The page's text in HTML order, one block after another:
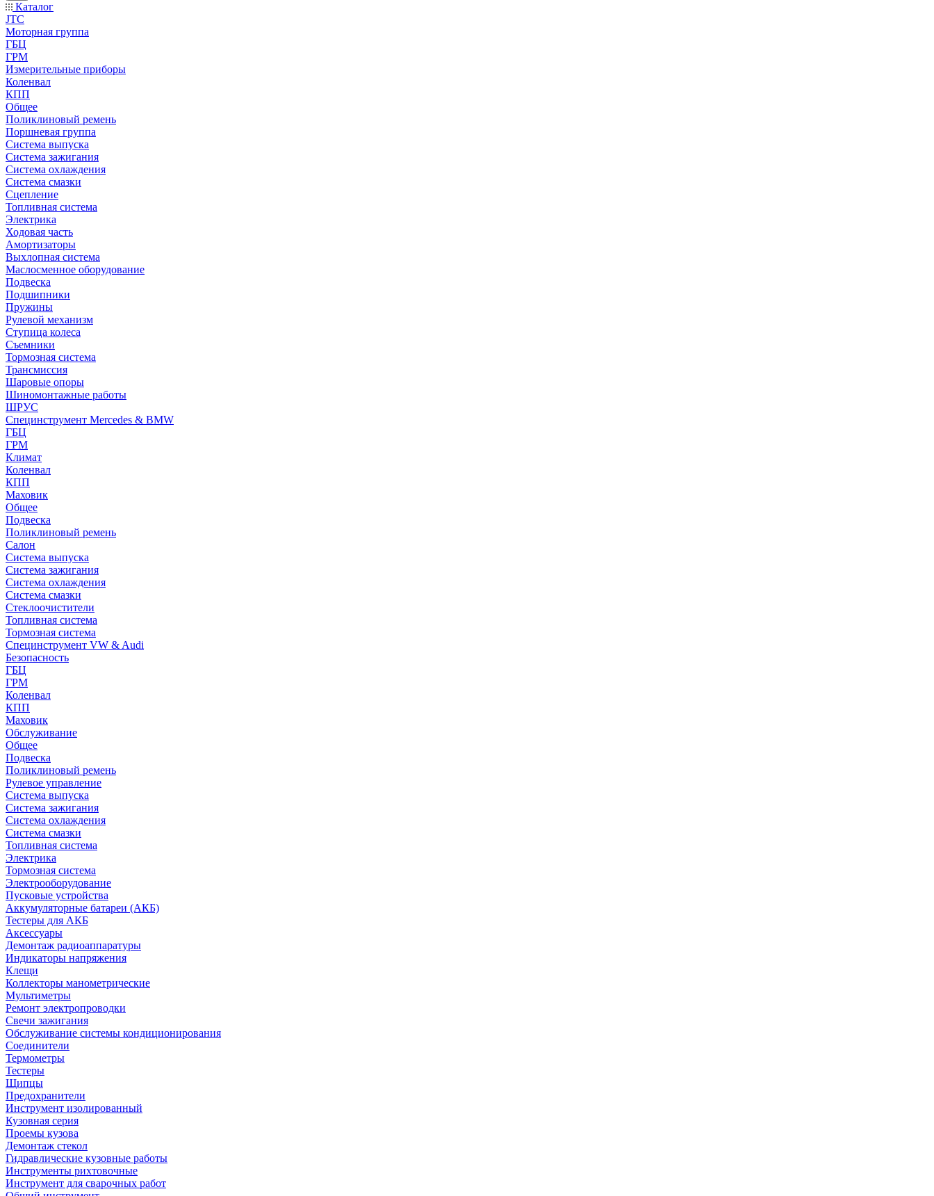
Каталог
JTC
Моторная группа
ГБЦ
ГРМ
Измерительные приборы
Коленвал
КПП
Общее
Поликлиновый ремень
Поршневая группа
Система выпуска
Система зажигания
Система охлаждения
Система смазки
Сцепление
Топливная система
Электрика
Ходовая часть
Амортизаторы
Выхлопная система
Маслосменное оборудование
Подвеска
Подшипники
Пружины
Рулевой механизм
Ступица колеса
Съемники
Тормозная система
Трансмиссия
Шаровые опоры
Шиномонтажные работы
ШРУС
Специнструмент Mercedes & BMW
ГБЦ
ГРМ
Климат
Коленвал
КПП
Маховик
Общее
Подвеска
Поликлиновый ремень
Салон
Система выпуска
Система зажигания
Система охлаждения
Система смазки
Стеклоочистители
Топливная система
Тормозная система
Специнструмент VW & Audi
Безопасность
ГБЦ
ГРМ
Коленвал
КПП
Маховик
Обслуживание
Общее
Подвеска
Поликлиновый ремень
Рулевое управление
Система выпуска
Система зажигания
Система охлаждения
Система смазки
Топливная система
Электрика
Тормозная система
Электрооборудование
Пусковые устройства
Аккумуляторные батареи (АКБ)
Тестеры для АКБ
Аксессуары
Демонтаж радиоаппаратуры
Индикаторы напряжения
Клещи
Коллекторы манометрические
Мультиметры
Ремонт электропроводки
Свечи зажигания
Обслуживание системы кондиционирования
Соединители
Термометры
Тестеры
Щипцы
Предохранители
Инструмент изолированный
Кузовная серия
Проемы кузова
Демонтаж стекол
Гидравлические кузовные работы
Инструменты рихтовочные
Инструмент для сварочных работ